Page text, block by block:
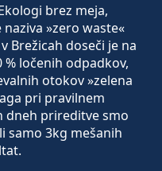
brez meja,
»zero waste«
Brežicah doseči je na
ločenih odpadkov,
otokov »zelena
pri pravilnem
dneh prireditve smo
samo 3kg mešanih